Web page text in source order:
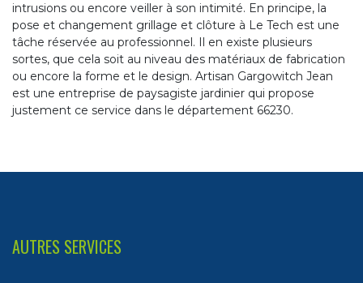
intrusions ou encore veiller à son intimité. En principe, la
pose et changement grillage et clôture à Le Tech est une
tâche réservée au professionnel. Il en existe plusieurs
sortes, que cela soit au niveau des matériaux de fabrication
ou encore la forme et le design. Artisan Gargowitch Jean
est une entreprise de paysagiste jardinier qui propose
justement ce service dans le département 66230.
AUTRES SERVICES